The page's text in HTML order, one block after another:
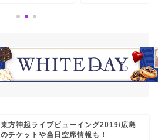
東方神起ライブビューイング2019/広島
のチケットや当日空席情報も！